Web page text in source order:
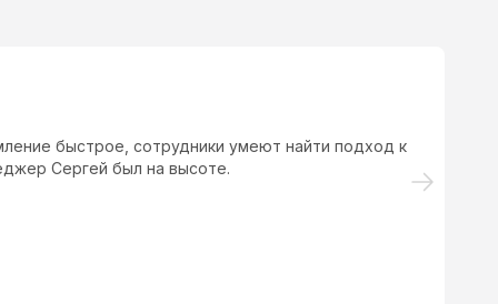
В салоне работники прекрасно знающие своё
ответили на все вопросы, помогли с выбором
оформили. Выбор автомобилей хороший и цены не кусаются